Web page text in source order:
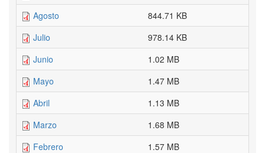
Agosto
844.71 KB
Julio
978.14 KB
Junio
1.02 MB
Mayo
1.47 MB
Abril
1.13 MB
Marzo
1.68 MB
Febrero
1.57 MB